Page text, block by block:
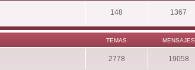
148 1367
TEMAS MENSAJES
2778 19058